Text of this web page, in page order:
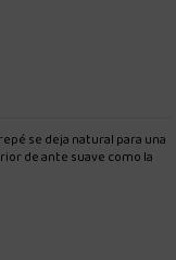
se deja natural para una
de ante suave como la